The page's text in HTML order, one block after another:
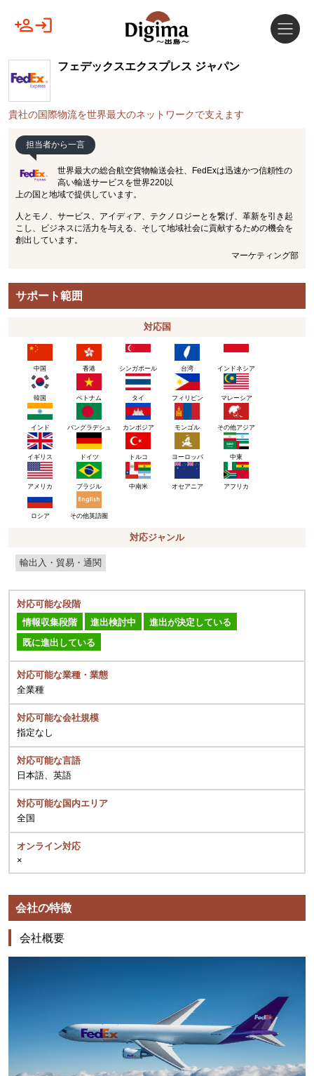
フェデックスエクスプレス ジャパン
貴社の国際物流を世界最大のネットワークで支えます
担当者から一言
世界最大の総合航空貨物輸送会社、FedExは迅速かつ信頼性の
高い輸送サービスを世界220以
上の国と地域で提供しています。
人とモノ、サービス、アイディア、テクノロジーとを繋げ、革新を引き起
こし、ビジネスに活力を与える、そして地域社会に貢献するための機会を
創出しています。
マーケティング部
サポート範囲
対応国
中国 香港 シンガポール 台湾 インドネシア
韓国 ベトナム タイ フィリピン マレーシア
インド バングラデシュ カンボジア モンゴル その他アジア
イギリス ドイツ トルコ ヨーロッパ 中東
アメリカ ブラジル 中南米 オセアニア アフリカ
ロシア その他英語圏
対応ジャンル
輸出入・貿易・通関
対応可能な段階
情報収集段階
進出検討中
進出が決定している
既に進出している
対応可能な業種・業態
全業種
対応可能な会社規模
指定なし
対応可能な言語
日本語、英語
対応可能な国内エリア
全国
オンライン対応
×
会社の特徴
会社概要